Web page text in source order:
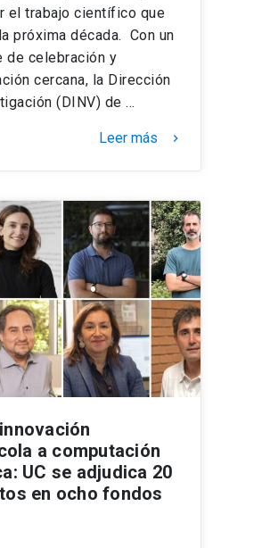
el trabajo científico que
próxima década. Con un
de celebración y
cercana, la Dirección
(DINV) de …
Leer más keyboard_arrow_right
a computación
UC se adjudica 20
en ocho fondos